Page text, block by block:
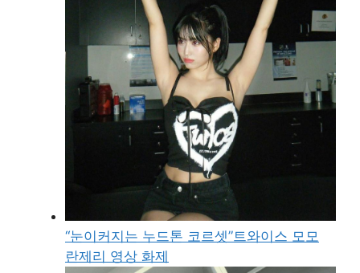
“눈이커지는 누드톤 코르셋”트와이스 모모
란제리 영상 화제